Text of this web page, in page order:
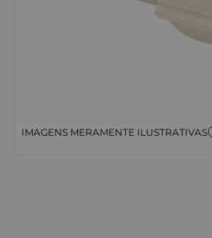
IMAGENS MERAMENTE ILUSTRATIVAS